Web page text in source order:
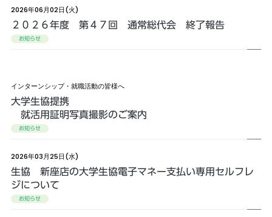
2026年06月02日(火)
２０２６年度 第４７回 通常総代会 終了報告
お知らせ
インターンシップ・就職活動の皆様へ
大学生協提携
就活用証明写真撮影のご案内
お知らせ
2026年03月25日(水)
生協 新座店の大学生協電子マネー支払い専用セルフレ
ジについて
お知らせ